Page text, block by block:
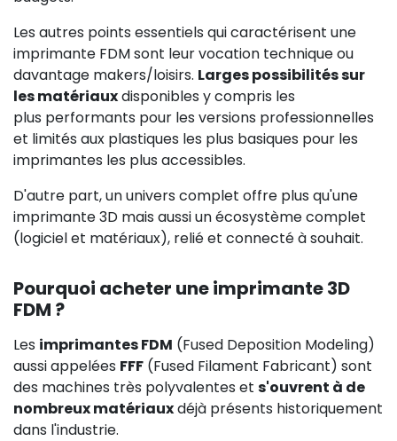
Les autres points essentiels qui caractérisent une
imprimante FDM sont leur vocation technique ou
davantage makers/loisirs. Larges possibilités sur
les matériauxdisponibles y compris les
plus performants pour les versions professionnelles
et limités aux plastiques les plus basiques pour les
imprimantes les plus accessibles.
D'autre part, un univers complet offre plus qu'une
imprimante 3D mais aussi un écosystème complet
(logiciel et matériaux), relié et connecté à souhait.
Pourquoi acheter une imprimante 3D
FDM ?
Les imprimantes FDM (Fused Deposition Modeling)
aussi appelées FFF (Fused Filament Fabricant) sont
des machines très polyvalentes et s'ouvrent à de
nombreux matériauxdéjà présents historiquement
dans l'industrie.